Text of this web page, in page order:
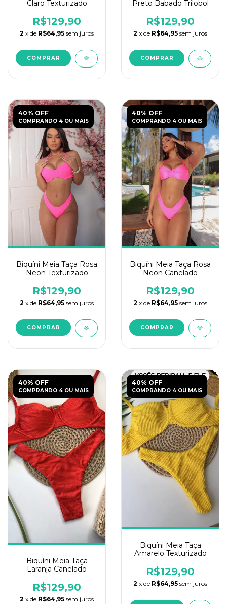
Claro Texturizado
R$129,90
2 x de R$64,95 sem juros
COMPRAR
Preto Babado Trilobol
R$129,90
2 x de R$64,95 sem juros
COMPRAR
40% OFF
COMPRANDO 4 OU MAIS
Biquíni Meia Taça Rosa
Neon Texturizado
R$129,90
2 x de R$64,95 sem juros
COMPRAR
40% OFF
COMPRANDO 4 OU MAIS
Biquíni Meia Taça Rosa
Neon Canelado
R$129,90
2 x de R$64,95 sem juros
COMPRAR
40% OFF
COMPRANDO 4 OU MAIS
Biquíni Meia Taça
Laranja Canelado
R$129,90
2 x de R$64,95 sem juros
40% OFF
COMPRANDO 4 OU MAIS
Biquíni Meia Taça
Amarelo Texturizado
R$129,90
2 x de R$64,95 sem juros